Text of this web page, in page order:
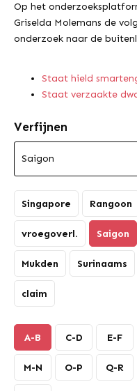
Op het
Griselda Molemans de
onderzoek naar de
Staat hield
Staat verzaakte
Verfijnen
Singapore Rangoon
vroegoverl. Saigon
Mukden Surinaams
claim
A-B C-D E-F
M-N O-P Q-R